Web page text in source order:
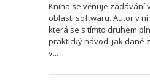
Kniha se věnuje zadávání
oblasti softwaru. Autor v
která se s tímto druhem
praktický návod, jak dané
v...